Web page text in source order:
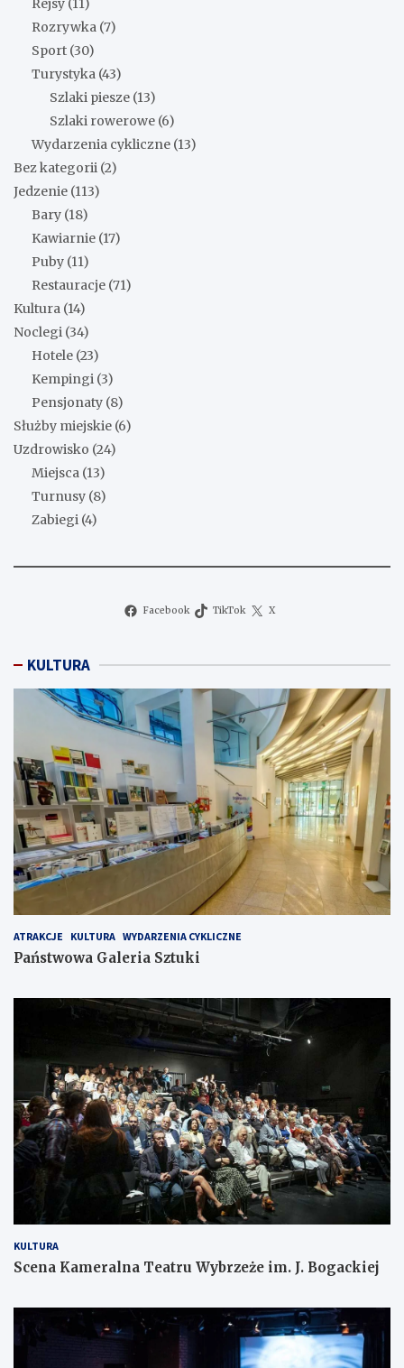
Rejsy (11)
Rozrywka (7)
Sport (30)
Turystyka (43)
Szlaki piesze (13)
Szlaki rowerowe (6)
Wydarzenia cykliczne (13)
Bez kategorii (2)
Jedzenie (113)
Bary (18)
Kawiarnie (17)
Puby (11)
Restauracje (71)
Kultura (14)
Noclegi (34)
Hotele (23)
Kempingi (3)
Pensjonaty (8)
Służby miejskie (6)
Uzdrowisko (24)
Miejsca (13)
Turnusy (8)
Zabiegi (4)
Facebook TikTok X
KULTURA
ATRAKCJE KULTURA WYDARZENIA CYKLICZNE
Państwowa Galeria Sztuki
KULTURA
Scena Kameralna Teatru Wybrzeże im. J. Bogackiej